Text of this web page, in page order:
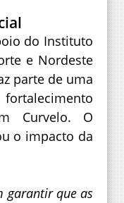
do Instituto
e Nordeste
parte de uma
Curvelo. O
o impacto da
garantir que as